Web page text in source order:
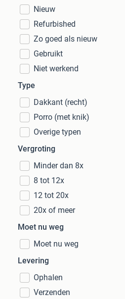
Nieuw
Refurbished
Zo goed als nieuw
Gebruikt
Niet werkend
Type
Dakkant (recht)
Porro (met knik)
Overige typen
Vergroting
Minder dan 8x
8 tot 12x
12 tot 20x
20x of meer
Moet nu weg
Moet nu weg
Levering
Ophalen
Verzenden